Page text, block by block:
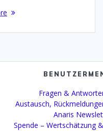
Fragen &
Austausch,
Anaris
Spende – Wertschätzung